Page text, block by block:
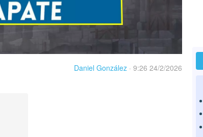
Daniel González · 9:26 24/2/2026